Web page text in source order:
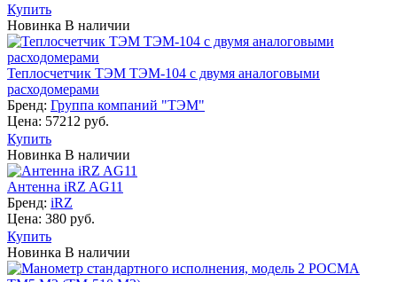
Купить
Новинка В наличии
Теплосчетчик ТЭМ ТЭМ-104 с двумя аналоговыми
расходомерами
Бренд: Группа компаний "ТЭМ"
Цена: 57212 руб.
Купить
Новинка В наличии
Антенна iRZ AG11
Бренд: iRZ
Цена: 380 руб.
Купить
Новинка В наличии